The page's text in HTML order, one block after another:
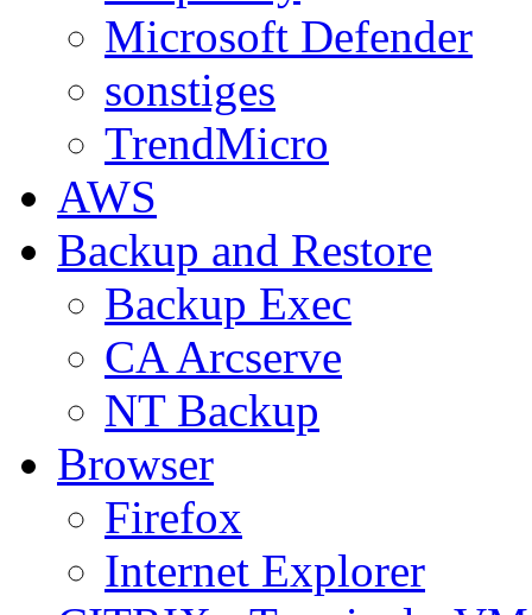
Microsoft Defender
sonstiges
TrendMicro
AWS
Backup and Restore
Backup Exec
CA Arcserve
NT Backup
Browser
Firefox
Internet Explorer